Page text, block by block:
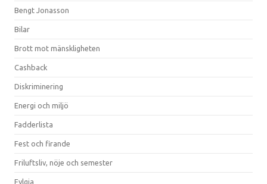
Bengt Jonasson
Bilar
Brott mot mänskligheten
Cashback
Diskriminering
Energi och miljö
Fadderlista
Fest och firande
Friluftsliv, nöje och semester
Fylgia